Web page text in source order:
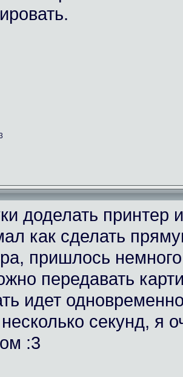
доделать принтер
как сделать
пришлось немного
передавать
идет
секунд, я
:3